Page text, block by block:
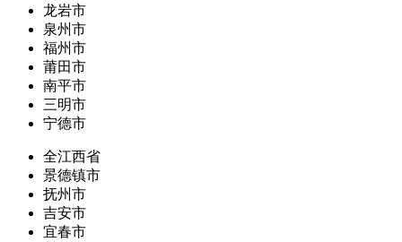
龙岩市
泉州市
福州市
莆田市
南平市
三明市
宁德市
全江西省
景德镇市
抚州市
吉安市
宜春市